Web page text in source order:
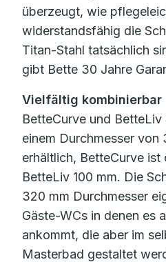
überzeugt, wie
widerstandsfähig die
Titan-Stahl tatsächlich
gibt Bette 30 Jahre
Vielfältig kombinierbar
BetteCurve und
einem Durchmesser
erhältlich, BetteCurve ist
BetteLiv 100 mm. Die
320 mm Durchmesser
Gäste-WCs in denen es
ankommt, die aber im
Masterbad gestaltet